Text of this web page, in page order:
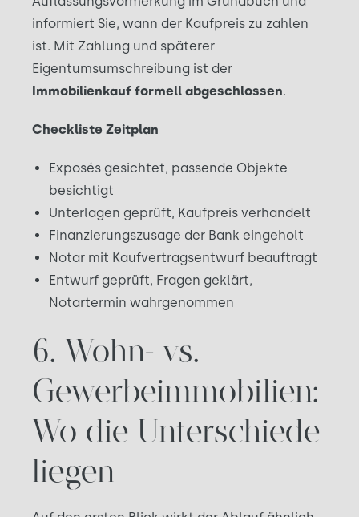
informiert Sie, wann der Kaufpreis zu zahlen
ist. Mit Zahlung und späterer
Eigentumsumschreibung ist der
Immobilienkauf formell abgeschlossen.
Checkliste Zeitplan
Exposés gesichtet, passende Objekte
besichtigt
Unterlagen geprüft, Kaufpreis verhandelt
Finanzierungszusage der Bank eingeholt
Notar mit Kaufvertragsentwurf beauftragt
Entwurf geprüft, Fragen geklärt,
Notartermin wahrgenommen
6. Wohn- vs.
Gewerbeimmobilien:
Wo die Unterschiede
liegen